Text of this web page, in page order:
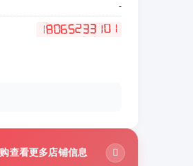
-
查看更多店铺信息